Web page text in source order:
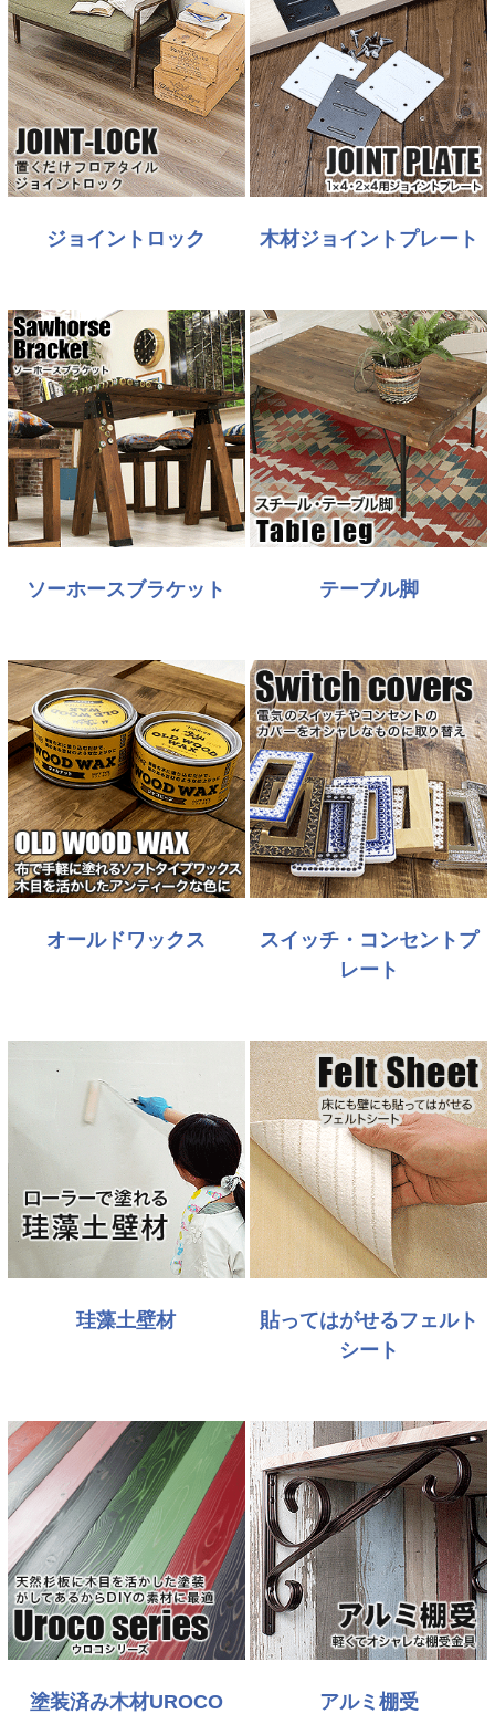
ジョイントロック 木材ジョイントプレート
ソーホースブラケット テーブル脚
オールドワックス
スイッチ・コンセントプ
レート
珪藻土壁材
貼ってはがせるフェルト
シート
塗装済み木材UROCO アルミ棚受